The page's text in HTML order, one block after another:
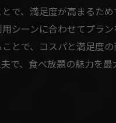
で、満足度が高まるた
シーンに合わせてプラ
とで、コスパと満足度
で、食べ放題の魅力を最